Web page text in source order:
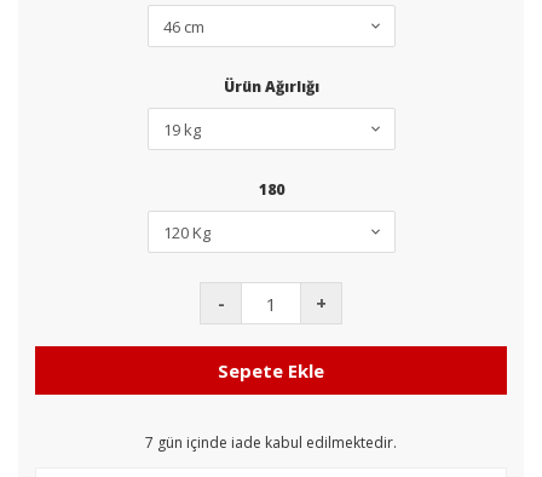
Ürün Ağırlığı
180
- +
Sepete Ekle
7 gün içinde iade kabul edilmektedir.